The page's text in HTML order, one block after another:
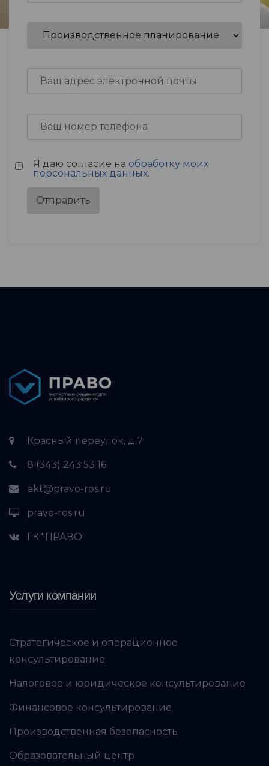
Я даю согласие на обработку моих
персональных данных.
Отправить
Красный переулок, д.7
8 (343) 243 53 16
ekt@pravo-ros.ru
pravo-ros.ru
ГК "ПРАВО"
Услуги компании
Стратегическое и операционное
консультирование
Налоговое и юридическое консультирование
Финансовое консультирование
Производственная безопасность
Образовательный центр